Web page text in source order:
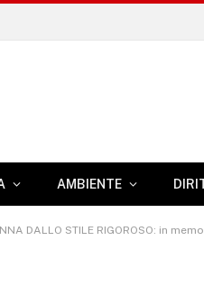
AMBIENTE
DALLO STILE RIGOROSO: in